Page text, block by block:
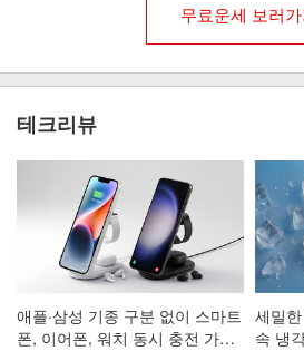
무료운세 보러가
테크리뷰
애플·삼성 기종 구분 없이 스마트
폰, 이어폰, 워치 동시 충전 가능
세밀
속 냉